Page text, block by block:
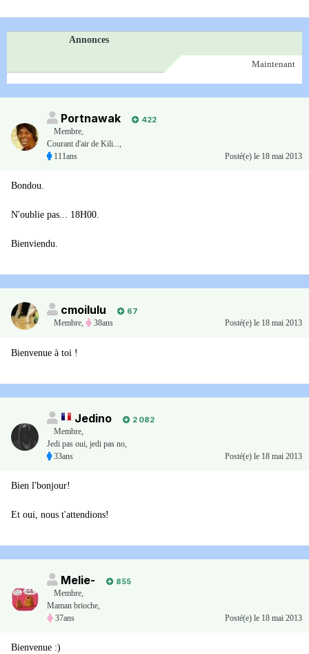
Annonces
Maintenant
Portnawak
422
Membre,
Courant d'air de Kili...,
111ans
Posté(e) le 18 mai 2013
Bondou.
N'oublie pas... 18H00.
Bienviendu.
cmoilulu
67
Membre, 38ans Posté(e) le 18 mai 2013
Bienvenue à toi !
Jedino
2 082
Membre,
Jedi pas oui, jedi pas no,
33ans
Posté(e) le 18 mai 2013
Bien l'bonjour!
Et oui, nous t'attendions!
Melie-
855
Membre,
Maman brioche,
37ans
Posté(e) le 18 mai 2013
Bienvenue :)